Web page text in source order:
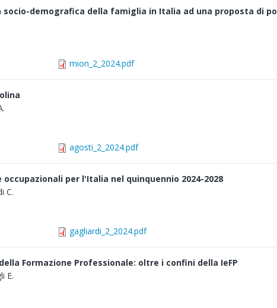
socio-demografica della famiglia in Italia ad una proposta di
mion_2_2024.pdf
agosti_2_2024.pdf
per l'Italia nel quinquennio 2024-2028
C.
gagliardi_2_2024.pdf
Formazione Professionale: oltre i confini della IeFP
E.